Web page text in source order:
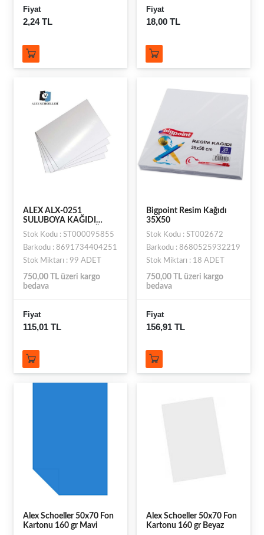
Fiyat
2,24 TL
Fiyat
18,00 TL
ALEX ALX-0251
SULUBOYA KAĞIDI
200GR 50X70 100LÜ
Stok Kodu : ST000095855
Barkodu : 8691734404251
Stok Miktarı : 99 ADET
750,00 TL üzeri kargo
bedava
Fiyat
115,01 TL
Bigpoint Resim Kağıdı
35X50
Stok Kodu : ST002672
Barkodu : 8680525932219
Stok Miktarı : 18 ADET
750,00 TL üzeri kargo
bedava
Fiyat
156,91 TL
Alex Schoeller 50x70 Fon
Kartonu 160 gr Mavi
Alex Schoeller 50x70 Fon
Kartonu 160 gr Beyaz